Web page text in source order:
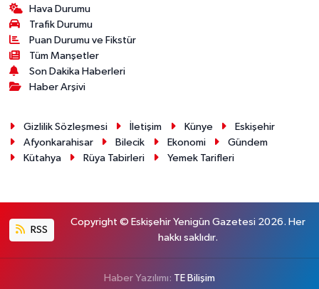
Hava Durumu
Trafik Durumu
Puan Durumu ve Fikstür
Tüm Manşetler
Son Dakika Haberleri
Haber Arşivi
Gizlilik Sözleşmesi İletişim Künye
Eskişehir
Afyonkarahisar
Bilecik Ekonomi
Gündem
Kütahya
Rüya Tabirleri Yemek Tarifleri
RSS
Copyright © Eskişehir Yenigün Gazetesi 2026. Her
hakkı saklıdır.
Haber Yazılımı: TE Bilişim